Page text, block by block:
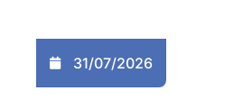
31/07/2026